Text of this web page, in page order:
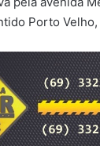
Porto